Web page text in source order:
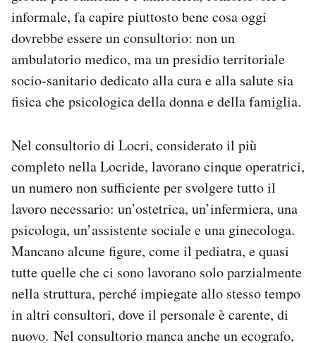
informale, fa capire piuttosto bene cosa oggi
dovrebbe essere un consultorio: non un
ambulatorio medico, ma un presidio territoriale
socio-sanitario dedicato alla cura e alla salute sia
fisica che psicologica della donna e della famiglia.
Nel consultorio di Locri, considerato il più
completo nella Locride, lavorano cinque operatrici,
un numero non sufficiente per svolgere tutto il
lavoro necessario: un’ostetrica, un’infermiera, una
psicologa, un’assistente sociale e una ginecologa.
Mancano alcune figure, come il pediatra, e quasi
tutte quelle che ci sono lavorano solo parzialmente
nella struttura, perché impiegate allo stesso tempo
in altri consultori, dove il personale è carente, di
nuovo. Nel consultorio manca anche un ecografo,